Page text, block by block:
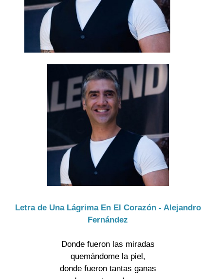
Letra de Una Lágrima En El Corazón - Alejandro
Fernández
Donde fueron las miradas
quemándome la piel,
donde fueron tantas ganas